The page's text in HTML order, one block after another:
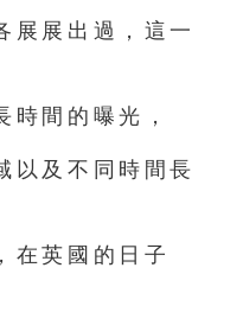
展展出過，這一
時間的曝光，
以及不同時間長
在英國的日子